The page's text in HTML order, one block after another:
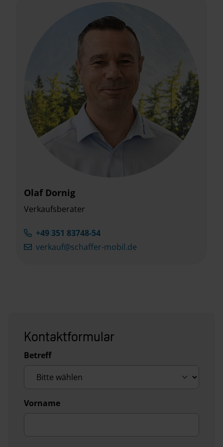
Olaf Dornig
Verkaufsberater
+49 351 83748-54
verkauf@schaffer-mobil.de
Kontaktformular
Betreff
Vorname